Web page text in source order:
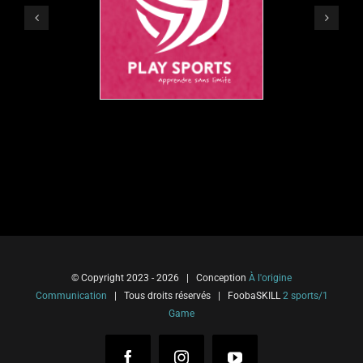
© Copyright 2023 - 2026 | Conception À l'origine
Communication | Tous droits réservés | FoobaSKILL 2 sports/1
Game